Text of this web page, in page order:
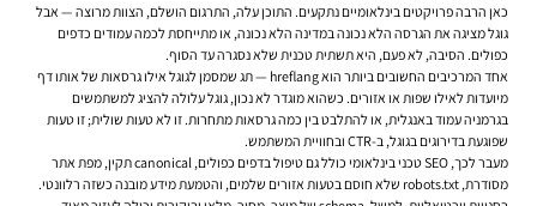
כאן הרבה פרויקטים בינלאומיים נתקעים. התוכן עלה, התרגום הושלם, הצוות מרוצה — אבל
גוגל מציגה את הגרסה הלא נכונה במדינה הלא נכונה, או מתייחסת לכמה עמודים כדפים
כפולים. הסיבה, לא פעם, היא תשתית טכנית שלא נסגרה עד הסוף.
אחד המרכיבים החשובים ביותר הוא hreflang — תג שמסמן לגוגל אילו גרסאות של אותו דף
מיועדות לאילו שפות או אזורים. כשהוא מוגדר לא נכון, גוגל עלולה להציג למשתמשים
בגרמניה עמוד באנגלית, או להתלבט בין כמה גרסאות מתחרות. זו לא טעות שולית; זו טעות
שפוגעת בדירוגים בגוגל, ב-CTR ובחוויית המשתמש.
מעבר לכך, SEO טכני בינלאומי כולל גם טיפול בדפים כפולים, canonical תקין, מפת אתר
מסודרת, robots.txt שלא חוסם בטעות אזורים שלמים, והטמעת מידע מובנה כשזה רלוונטי.